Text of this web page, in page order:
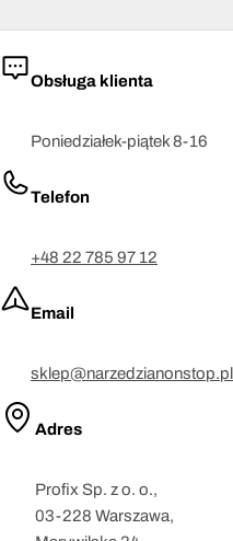
Obsługa klienta
Poniedziałek-piątek 8-16
Telefon
+48 22 785 97 12
Email
sklep@narzedzianonstop.pl
Adres
Profix Sp. z o. o.,
03-228 Warszawa,